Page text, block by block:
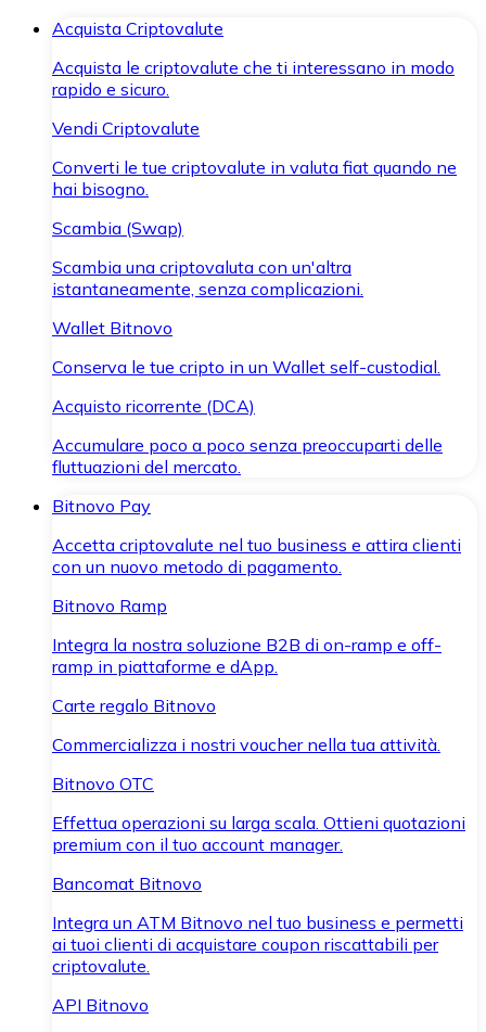
Acquista Criptovalute
Acquista le criptovalute che ti interessano in modo
rapido e sicuro.
Vendi Criptovalute
Converti le tue criptovalute in valuta fiat quando ne
hai bisogno.
Scambia (Swap)
Scambia una criptovaluta con un'altra
istantaneamente, senza complicazioni.
Wallet Bitnovo
Conserva le tue cripto in un Wallet self-custodial.
Acquisto ricorrente (DCA)
Accumulare poco a poco senza preoccuparti delle
fluttuazioni del mercato.
Bitnovo Pay
Accetta criptovalute nel tuo business e attira clienti
con un nuovo metodo di pagamento.
Bitnovo Ramp
Integra la nostra soluzione B2B di on-ramp e off-
ramp in piattaforme e dApp.
Carte regalo Bitnovo
Commercializza i nostri voucher nella tua attività.
Bitnovo OTC
Effettua operazioni su larga scala. Ottieni quotazioni
premium con il tuo account manager.
Bancomat Bitnovo
Integra un ATM Bitnovo nel tuo business e permetti
ai tuoi clienti di acquistare coupon riscattabili per
criptovalute.
API Bitnovo